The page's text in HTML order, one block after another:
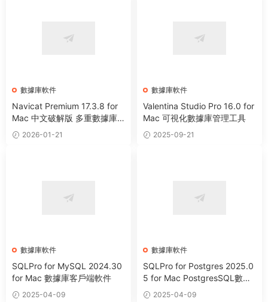
數據庫軟件
Navicat Premium 17.3.8 for
Mac 中文破解版 多重數據庫
管理工具
2026-01-21
數據庫軟件
Valentina Studio Pro 16.0 for
Mac 可視化數據庫管理工具
2025-09-21
數據庫軟件
SQLPro for MySQL 2024.30
for Mac 數據庫客戶端軟件
2025-04-09
數據庫軟件
SQLPro for Postgres 2025.0
5 for Mac PostgresSQL數據
庫客戶端
2025-04-09